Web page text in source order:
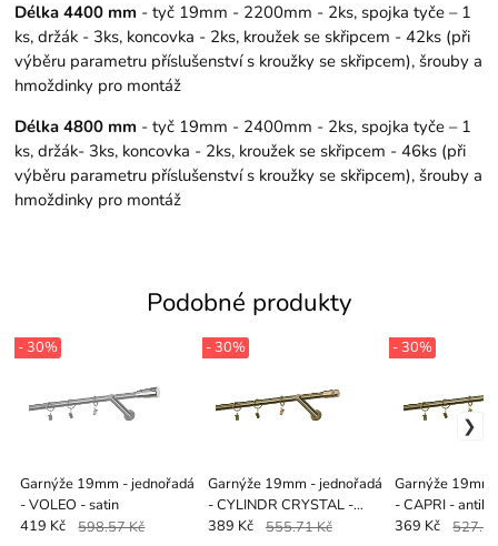
Délka 4400 mm - tyč 19mm - 2200mm - 2ks, spojka tyče – 1
ks, držák - 3ks, koncovka - 2ks, kroužek se skřipcem - 42ks (při
výběru parametru příslušenství s kroužky se skřipcem), šrouby a
hmoždinky pro montáž
Délka 4800 mm - tyč 19mm - 2400mm - 2ks, spojka tyče – 1
ks, držák- 3ks, koncovka - 2ks, kroužek se skřipcem - 46ks (při
výběru parametru příslušenství s kroužky se skřipcem), šrouby a
hmoždinky pro montáž
Podobné produkty
Garnýže 19mm - jednořadá
- VOLEO - satin
- 30%
419 Kč 598.57 Kč
Garnýže 19mm - jednořadá
- CYLINDR CRYSTAL -
antik
- 30%
389 Kč 555.71 Kč
Garnýže 19mm
- CAPRI - antik
- 30%
369 Kč